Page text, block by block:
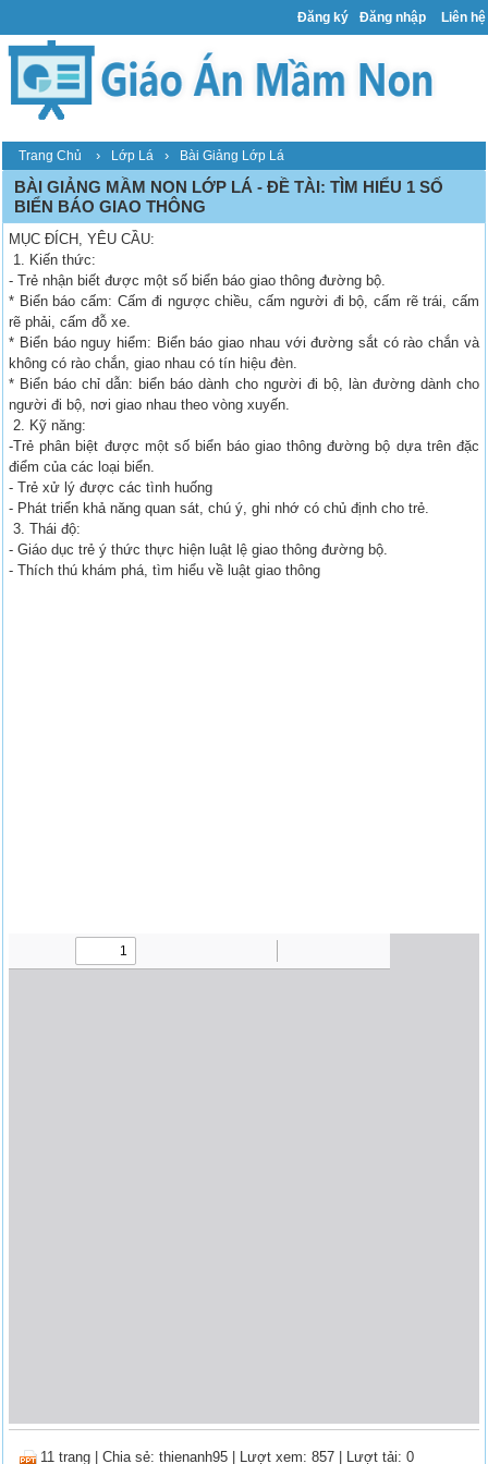
Đăng ký Đăng nhập Liên hệ
Trang Chủ › Lớp Lá › Bài Giảng Lớp Lá
BÀI GIẢNG MẦM NON LỚP LÁ - ĐỀ TÀI: TÌM HIỂU 1 SỐ
BIỂN BÁO GIAO THÔNG
MỤC ĐÍCH, YÊU CẦU:
1. Kiến thức:
- Trẻ nhận biết được một số biển báo giao thông đường bộ.
* Biển báo cấm: Cấm đi ngược chiều, cấm người đi bộ, cấm rẽ trái, cấm
rẽ phải, cấm đỗ xe.
* Biển báo nguy hiểm: Biển báo giao nhau với đường sắt có rào chắn và
không có rào chắn, giao nhau có tín hiệu đèn.
* Biển báo chỉ dẫn: biển báo dành cho người đi bộ, làn đường dành cho
người đi bộ, nơi giao nhau theo vòng xuyến.
2. Kỹ năng:
-Trẻ phân biệt được một số biển báo giao thông đường bộ dựa trên đặc
điểm của các loại biển.
- Trẻ xử lý được các tình huống
- Phát triển khả năng quan sát, chú ý, ghi nhớ có chủ định cho trẻ.
3. Thái độ:
- Giáo dục trẻ ý thức thực hiện luật lệ giao thông đường bộ.
- Thích thú khám phá, tìm hiểu về luật giao thông
11 trang |Chia sẻ:thienanh95 | Lượt xem: 857 | Lượt tải: 0